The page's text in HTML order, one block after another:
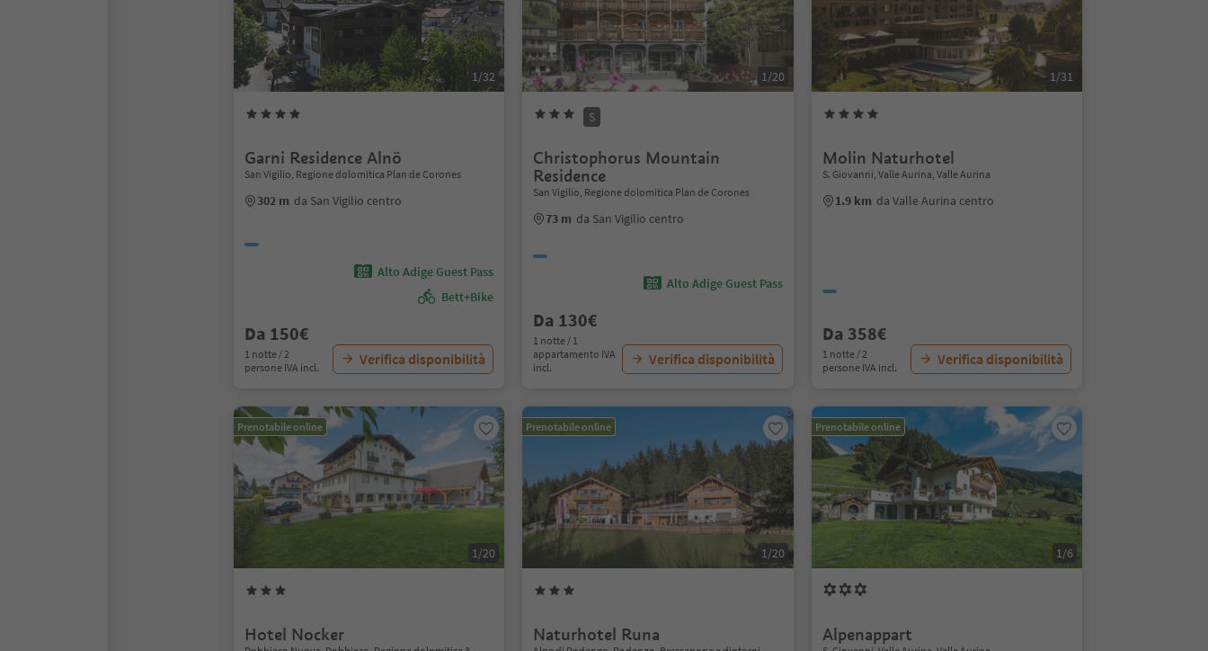
1/32
Garni Residence Alnö
San Vigilio, Regione dolomitica Plan de Corones
302 m da San Vigilio centro
Alto Adige Guest Pass
Bett+Bike
Da 150€
1 notte / 2
persone IVA incl.
Verifica disponibilità
1/20
S
Christophorus Mountain
Residence
San Vigilio, Regione dolomitica Plan de Corones
73 m da San Vigilio centro
Alto Adige Guest Pass
Da 130€
1 notte / 1
appartamento IVA
incl.
Verifica disponibilità
1/31
Molin Naturhotel
S. Giovanni, Valle Aurina, Valle Aurina
1.9 km da Valle Aurina centro
Da 358€
1 notte / 2
persone IVA incl.
Verifica disponibilità
Prenotabile online
1/20
Hotel Nocker
Prenotabile online
1/20
Naturhotel Runa
Prenotabile online
1/6
Alpenappart